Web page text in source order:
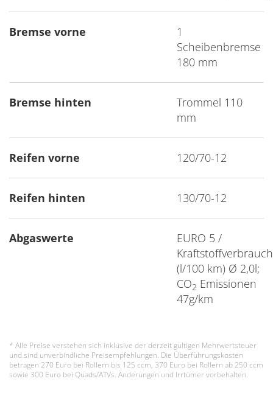
Bremse vorne
1
Scheibenbremse
180 mm
Bremse hinten
Trommel 110
mm
Reifen vorne 120/70-12
Reifen hinten 130/70-12
Abgaswerte
EURO 5 /
Kraftstoffverbrauch
(l/100 km) Ø 2,0l;
CO2 Emissionen
47g/km
* Alle Preise verstehen sich inklusive der derzeit gültigen Mehrwertsteuer
und sind unverbindliche Preisempfehlungen. Die Überführungskosten
betragen 270 Euro bei Rollern bis 125 ccm, 370 Euro bei Rollern ab 250 ccm
sowie 300 Euro bei Quads/ATVs. Änderungen und Irrtümer vorbehalten.